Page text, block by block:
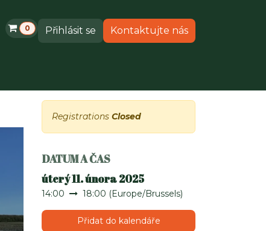
0 Přihlásit se Kontaktujte nás
Registrations Closed
DATUM A ČAS
úterý 11. února 2025
14:00 18:00 (Europe/Brussels)
Přidat do kalendáře